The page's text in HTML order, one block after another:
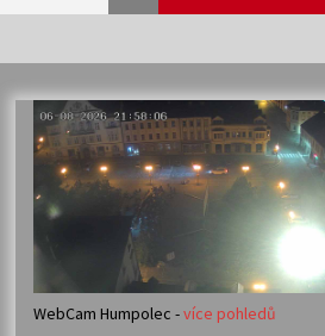
Veselí muzikanti
30. 7. 2026
Votavžatský ploty
23. 7. 2026
WebCam Humpolec -více pohledů